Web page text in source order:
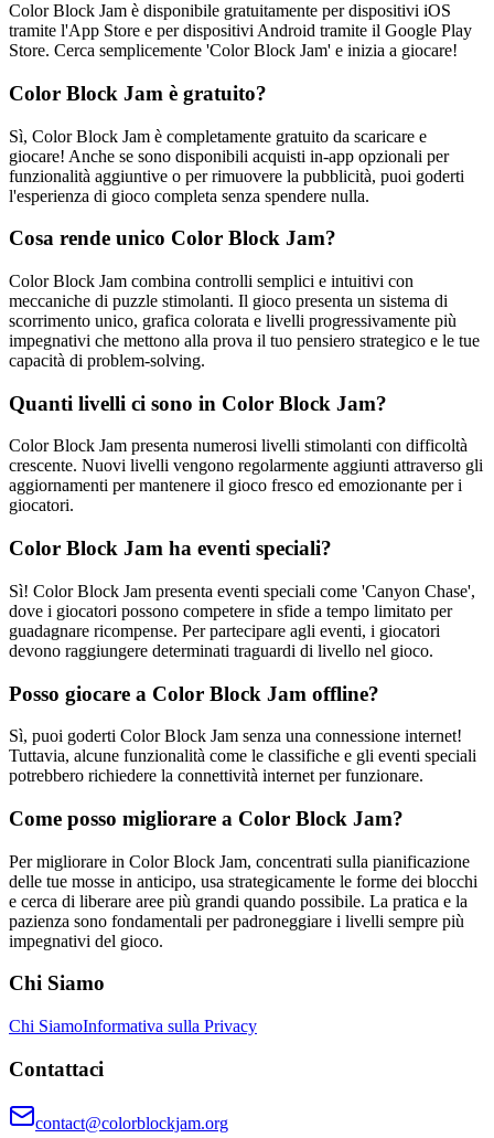
Color Block Jam è disponibile gratuitamente per dispositivi iOS
tramite l'App Store e per dispositivi Android tramite il Google Play
Store. Cerca semplicemente 'Color Block Jam' e inizia a giocare!
Color Block Jam è gratuito?
Sì, Color Block Jam è completamente gratuito da scaricare e
giocare! Anche se sono disponibili acquisti in-app opzionali per
funzionalità aggiuntive o per rimuovere la pubblicità, puoi goderti
l'esperienza di gioco completa senza spendere nulla.
Cosa rende unico Color Block Jam?
Color Block Jam combina controlli semplici e intuitivi con
meccaniche di puzzle stimolanti. Il gioco presenta un sistema di
scorrimento unico, grafica colorata e livelli progressivamente più
impegnativi che mettono alla prova il tuo pensiero strategico e le tue
capacità di problem-solving.
Quanti livelli ci sono in Color Block Jam?
Color Block Jam presenta numerosi livelli stimolanti con difficoltà
crescente. Nuovi livelli vengono regolarmente aggiunti attraverso gli
aggiornamenti per mantenere il gioco fresco ed emozionante per i
giocatori.
Color Block Jam ha eventi speciali?
Sì! Color Block Jam presenta eventi speciali come 'Canyon Chase',
dove i giocatori possono competere in sfide a tempo limitato per
guadagnare ricompense. Per partecipare agli eventi, i giocatori
devono raggiungere determinati traguardi di livello nel gioco.
Posso giocare a Color Block Jam offline?
Sì, puoi goderti Color Block Jam senza una connessione internet!
Tuttavia, alcune funzionalità come le classifiche e gli eventi speciali
potrebbero richiedere la connettività internet per funzionare.
Come posso migliorare a Color Block Jam?
Per migliorare in Color Block Jam, concentrati sulla pianificazione
delle tue mosse in anticipo, usa strategicamente le forme dei blocchi
e cerca di liberare aree più grandi quando possibile. La pratica e la
pazienza sono fondamentali per padroneggiare i livelli sempre più
impegnativi del gioco.
Chi Siamo
Chi SiamoInformativa sulla Privacy
Contattaci
contact@colorblockjam.org